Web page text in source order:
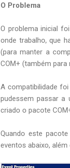
O Problema
O problema inicial
onde trabalho, que
(para manter a
COM+ (também para
A compatibilidade
pudessem passar a
criado o pacote
Quando este
eventos abaixo,